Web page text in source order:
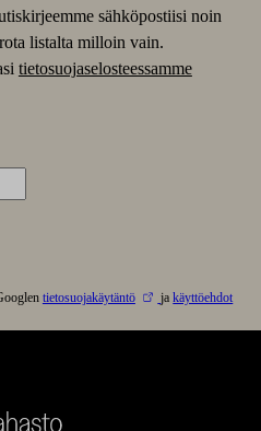
sähköpostiisi noin
listalta milloin vain.
tietosuojaselosteessamme
tietosuojakäytäntö jakäyttöehdot